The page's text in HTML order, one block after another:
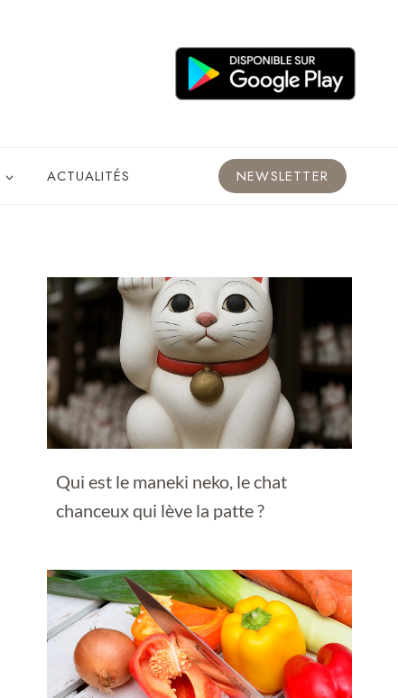
ACTUALITÉS NEWSLETTER
Qui est le maneki neko, le chat
chanceux qui lève la patte ?